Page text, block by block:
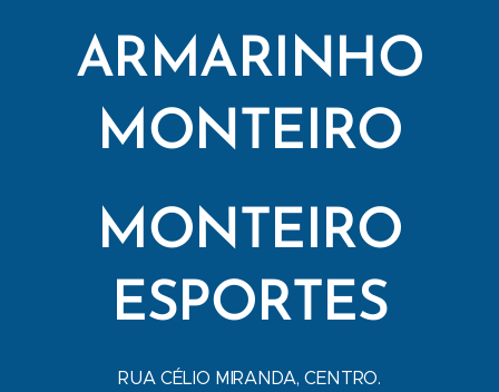
ARMARINHO
MONTEIRO
MONTEIRO
ESPORTES
RUA CÉLIO MIRANDA, CENTRO.